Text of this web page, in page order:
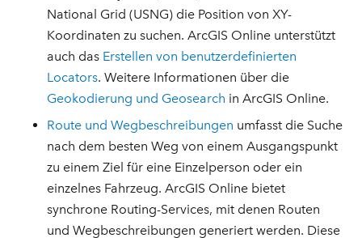
National Grid (USNG) die Position von XY-
Koordinaten zu suchen. ArcGIS Online unterstützt
auch das Erstellen von benutzerdefinierten
Locators. Weitere Informationen über die
Geokodierung und Geosearch in ArcGIS Online.
Route und Wegbeschreibungen umfasst die Suche
nach dem besten Weg von einem Ausgangspunkt
zu einem Ziel für eine Einzelperson oder ein
einzelnes Fahrzeug. ArcGIS Online bietet
synchrone Routing-Services, mit denen Routen
und Wegbeschreibungen generiert werden. Diese